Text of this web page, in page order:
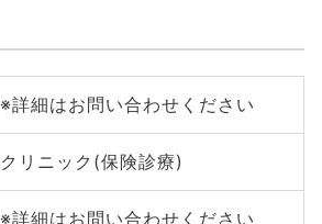
※詳細はお問い合わせください
クリニック(保険診療)
※詳細はお問い合わせください